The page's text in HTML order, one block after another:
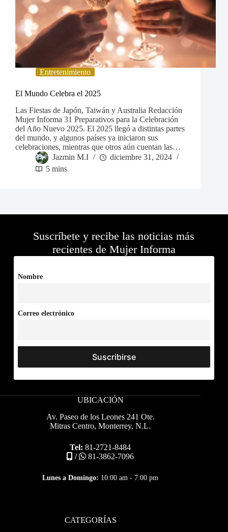
Entretenimiento
El Mundo Celebra el 2025
Las Fiestas de Japón, Taiwán y Australia Redacción
Mujer Informa 31 Preparativos para la Celebración
del Año Nuevo 2025. El 2025 llegó a distintas partes
del mundo, y algunos países ya iniciaron sus
celebraciones, mientras que otros aún cuentan las…
Jazmin M.I
diciembre 31, 2024
5 mins
Suscríbete y recibe las noticias más
recientes de Mujer Informa
Nombre
Correo electrónico
UBICACIÓN
Av. Paseo de los Leones 241 Ote.
Mitras Centro, Monterrey, N.L.
Tel: 81-2721-8484
/
81-3862-7096
Lunes a Domingo: 10:00 am - 7:00 pm
CATEGORÍAS